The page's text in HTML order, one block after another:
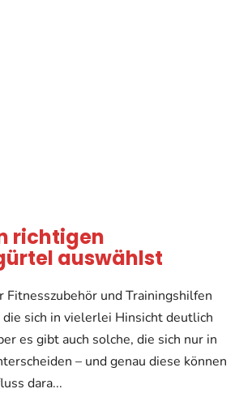
richtigen
auswählst
Fitnesszubehör und Trainingshilfen
sich in vielerlei Hinsicht deutlich
es gibt auch solche, die sich nur in
– und genau diese können
dara...